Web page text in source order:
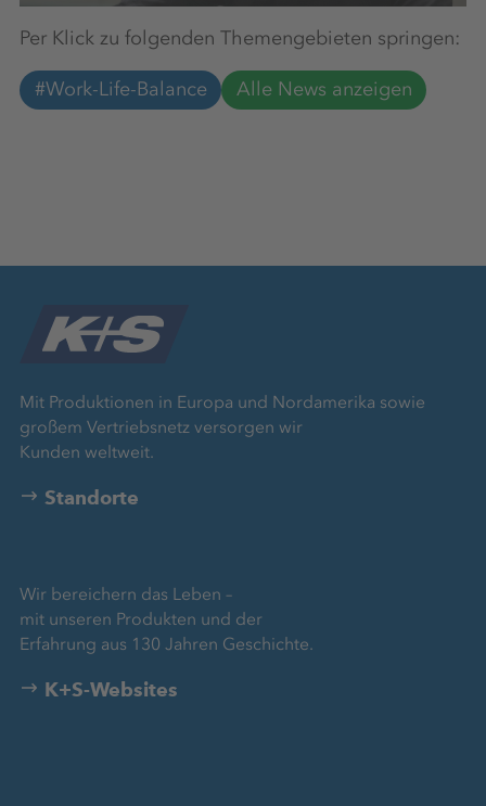
Per Klick zu folgenden Themengebieten springen:
#Work-Life-Balance Alle News anzeigen
Mit Produktionen in Europa und Nordamerika sowie
großem Vertriebsnetz versorgen wir
Kunden weltweit.
Standorte
Wir bereichern das Leben –
mit unseren Produkten und der
Erfahrung aus 130 Jahren Geschichte.
K+S-Websites